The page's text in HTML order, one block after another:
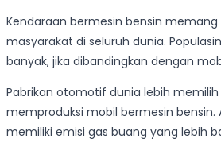
Kendaraan bermesin bensin
masyarakat di seluruh dunia.
banyak, jika dibandingkan dengan
Pabrikan otomotif dunia lebih
memproduksi mobil bermesin bensin.
memiliki emisi gas buang yang lebih